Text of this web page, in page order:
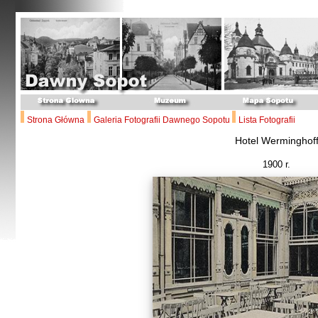
Strona Główna Galeria Fotografii Dawnego Sopotu Lista Fotografii
Hotel Werminghoff
1900 r.